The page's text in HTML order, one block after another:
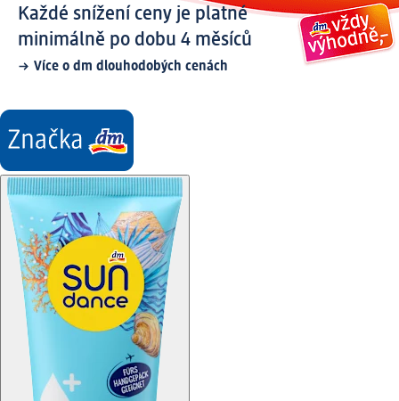
Každé snížení ceny je platné
minimálně po dobu 4 měsíců
Více o dm dlouhodobých cenách